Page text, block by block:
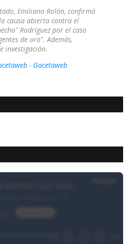
Emiliano Rolón, confirmó
causa abierta contra el
Rodríguez por el caso
de oro”. Además,
investigación.
- Gacetaweb